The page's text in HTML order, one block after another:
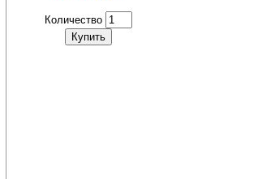
Количество
Купить